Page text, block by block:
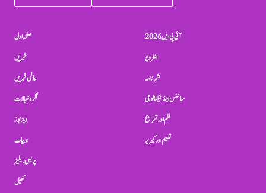
صفحہ اول
خبریں
عالمی خبریں
فکر و خیالات
ویڈیوز
ادبیات
پریس ریلیز
کھیل
آئی پی ایل 2026
انٹرویو
شہرنامہ
سائنس اینڈ ٹیکنالوجی
فلم اور تفریح
تعلیم اور کیریر